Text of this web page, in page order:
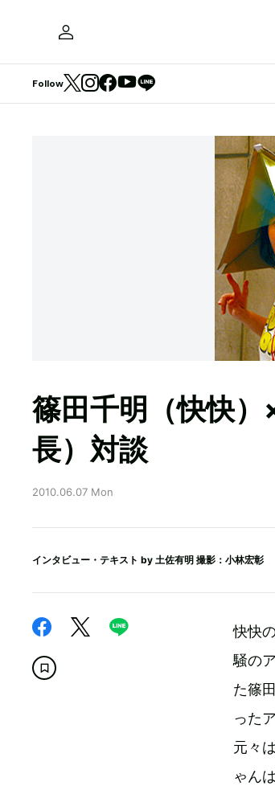
Follow
篠田千明（快快
長）対談
2010.06.07 Mon
インタビュー・テキスト by 土佐有明 撮影：小林宏彰
快快
騒の
た篠
った
元々
ゃん